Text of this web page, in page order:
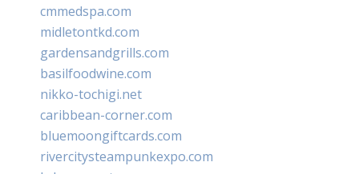
cmmedspa.com
midletontkd.com
gardensandgrills.com
basilfoodwine.com
nikko-tochigi.net
caribbean-corner.com
bluemoongiftcards.com
rivercitysteampunkexpo.com